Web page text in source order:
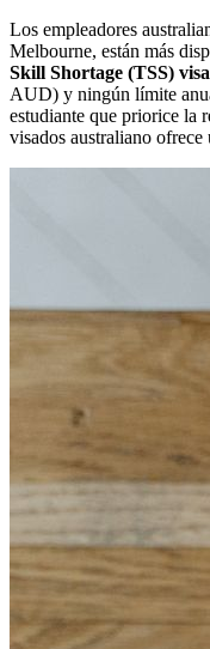
Los empleadores
Melbourne, están más
Skill Shortage (TSS) visa
AUD) y ningún límite
estudiante que priorice la
visados australiano